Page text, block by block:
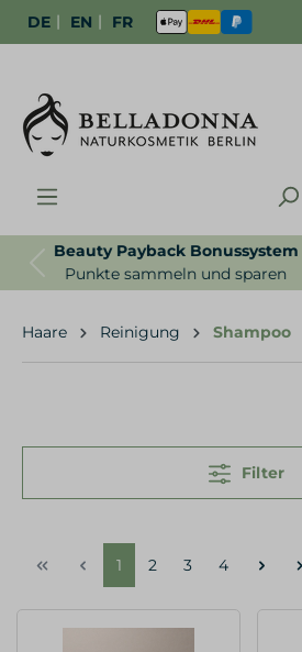
DE | EN | FR
Gratisproben zur
Für uns
Previous
Haare Reinigung Shampoo
Filter
1 2 3 4